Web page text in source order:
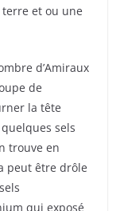
et ou une
d’Amiraux
de
la tête
sels
trouve en
peut être drôle
qui exposé